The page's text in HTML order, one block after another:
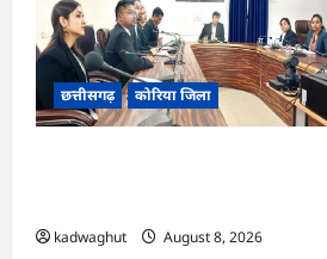
अगस्त
को
जिलेभर
में
आयोजित
होगा
‘उल्लास
महा-
छत्तीसगढ़ कोरिया जिला
kadwaghut
August 8, 2026